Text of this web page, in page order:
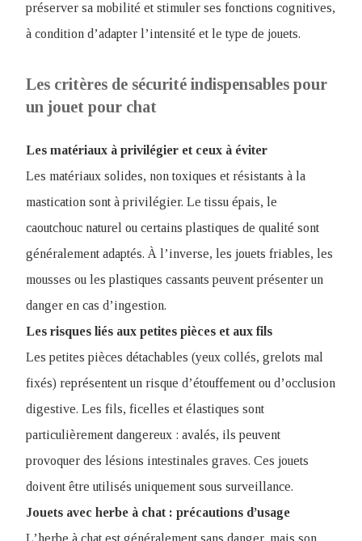
préserver sa mobilité et stimuler ses fonctions cognitives,
à condition d’adapter l’intensité et le type de jouets.
Les critères de sécurité indispensables pour
un jouet pour chat
Les matériaux à privilégier et ceux à éviter
Les matériaux solides, non toxiques et résistants à la
mastication sont à privilégier. Le tissu épais, le
caoutchouc naturel ou certains plastiques de qualité sont
généralement adaptés. À l’inverse, les jouets friables, les
mousses ou les plastiques cassants peuvent présenter un
danger en cas d’ingestion.
Les risques liés aux petites pièces et aux fils
Les petites pièces détachables (yeux collés, grelots mal
fixés) représentent un risque d’étouffement ou d’occlusion
digestive. Les fils, ficelles et élastiques sont
particulièrement dangereux : avalés, ils peuvent
provoquer des lésions intestinales graves. Ces jouets
doivent être utilisés uniquement sous surveillance.
Jouets avec herbe à chat : précautions d’usage
L’herbe à chat est généralement sans danger, mais son